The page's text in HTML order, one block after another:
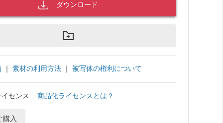
ダウンロード
｜ 素材の利用方法 ｜ 被写体の権利について
センス 商品化ライセンスとは？
購入